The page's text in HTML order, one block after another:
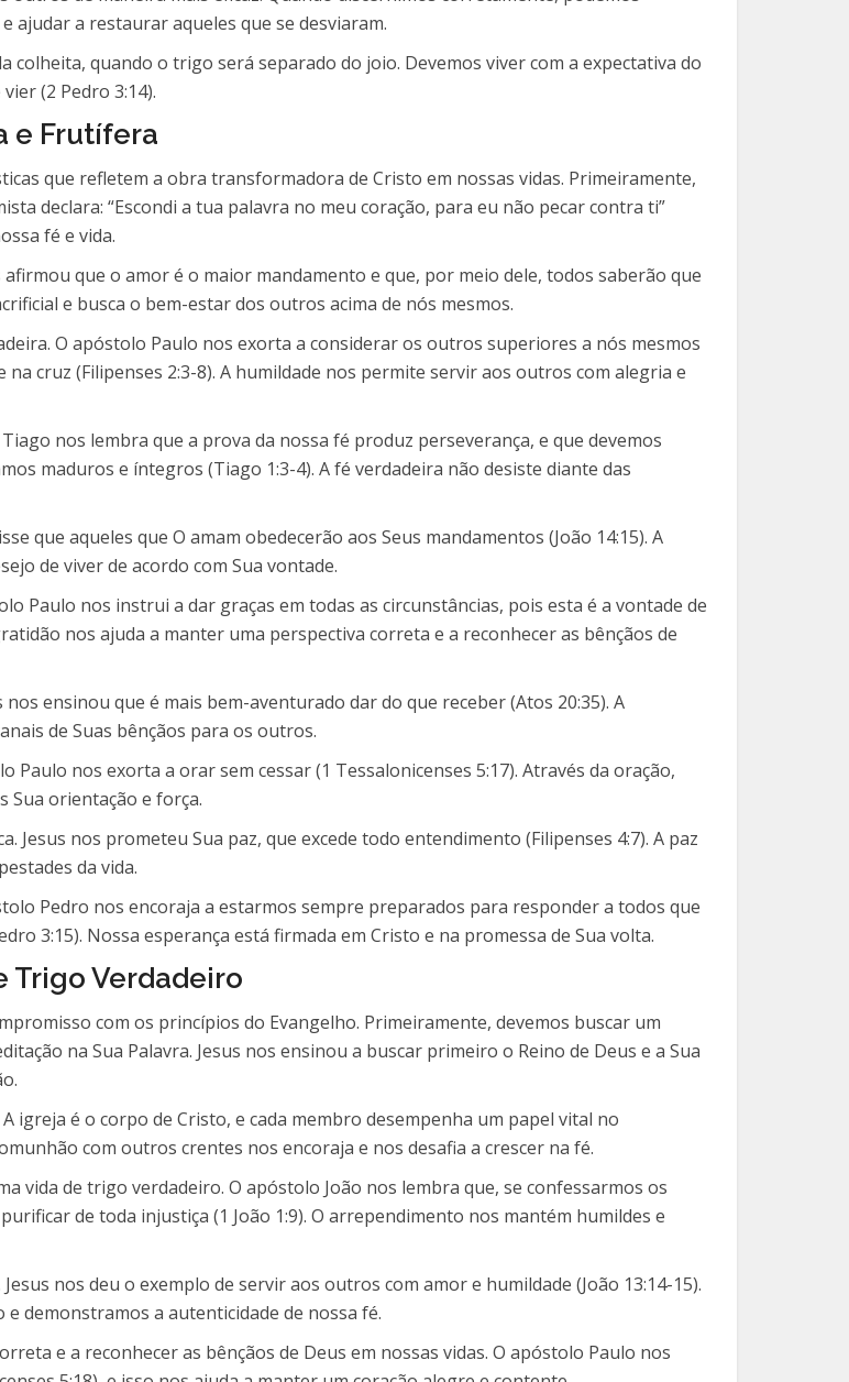
ajudar a restaurar aqueles que se desviaram.
quando o trigo será separado do joio. Devemos viver com a expectativa do
(2 Pedro 3:14).
e Frutífera
que refletem a obra transformadora de Cristo em nossas vidas. Primeiramente,
declara: “Escondi a tua palavra no meu coração, para eu não pecar contra ti”
fé e vida.
que o amor é o maior mandamento e que, por meio dele, todos saberão que
e busca o bem-estar dos outros acima de nós mesmos.
O apóstolo Paulo nos exorta a considerar os outros superiores a nós mesmos
cruz (Filipenses 2:3-8). A humildade nos permite servir aos outros com alegria e
nos lembra que a prova da nossa fé produz perseverança, e que devemos
maduros e íntegros (Tiago 1:3-4). A fé verdadeira não desiste diante das
que aqueles que O amam obedecerão aos Seus mandamentos (João 14:15). A
de viver de acordo com Sua vontade.
Paulo nos instrui a dar graças em todas as circunstâncias, pois esta é a vontade de
nos ajuda a manter uma perspectiva correta e a reconhecer as bênçãos de
ensinou que é mais bem-aventurado dar do que receber (Atos 20:35). A
de Suas bênçãos para os outros.
nos exorta a orar sem cessar (1 Tessalonicenses 5:17). Através da oração,
Sua orientação e força.
nos prometeu Sua paz, que excede todo entendimento (Filipenses 4:7). A paz
da vida.
Pedro nos encoraja a estarmos sempre preparados para responder a todos que
3:15). Nossa esperança está firmada em Cristo e na promessa de Sua volta.
Trigo Verdadeiro
com os princípios do Evangelho. Primeiramente, devemos buscar um
na Sua Palavra. Jesus nos ensinou a buscar primeiro o Reino de Deus e a Sua
igreja é o corpo de Cristo, e cada membro desempenha um papel vital no
com outros crentes nos encoraja e nos desafia a crescer na fé.
vida de trigo verdadeiro. O apóstolo João nos lembra que, se confessarmos os
de toda injustiça (1 João 1:9). O arrependimento nos mantém humildes e
nos deu o exemplo de servir aos outros com amor e humildade (João 13:14-15).
demonstramos a autenticidade de nossa fé.
e a reconhecer as bênçãos de Deus em nossas vidas. O apóstolo Paulo nos